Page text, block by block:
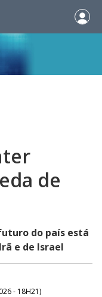
de
do país está
e de Israel
- 18H21)